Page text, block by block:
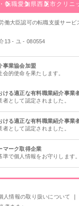
転職愛知県西尾市クリニ
働大臣認可の転職支援サー
13 - ユ - 080554
事業協会加盟
会的使命を果たします。
ける適正な有料職業紹介事業
者として認定されました。
ける適正な有料職業紹介事業
者として認定されました。
マーク取得企業
準で個人情報をお守りします。
人情報の取り扱いについて ｜